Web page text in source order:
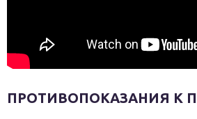
ПРОТИВОПОКАЗАНИЯ К